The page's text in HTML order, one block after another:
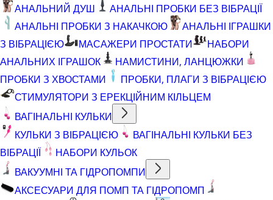
АНАЛЬНИЙ ДУШ
АНАЛЬНІ ПРОБКИ БЕЗ ВІБРАЦІЇ
АНАЛЬНІ ПРОБКИ З НАКАЧКОЮ
АНАЛЬНІ ІГРАШКИ
З ВІБРАЦІЄЮ
МАСАЖЕРИ ПРОСТАТИ
НАБОРИ
АНАЛЬНИХ ІГРАШОК
НАМИСТИНИ, ЛАНЦЮЖКИ
ПРОБКИ З ХВОСТАМИ
ПРОБКИ, ПЛАГИ З ВІБРАЦІЄЮ
СТИМУЛЯТОРИ З ЕРЕКЦІЙНИМ КІЛЬЦЕМ
ВАГІНАЛЬНІ КУЛЬКИ
КУЛЬКИ З ВІБРАЦІЄЮ
ВАГІНАЛЬНІ КУЛЬКИ БЕЗ
ВІБРАЦІЇ
НАБОРИ КУЛЬОК
ВАКУУМНІ ТА ГІДРОПОМПИ
АКСЕСУАРИ ДЛЯ ПОМП ТА ГІДРОПОМП